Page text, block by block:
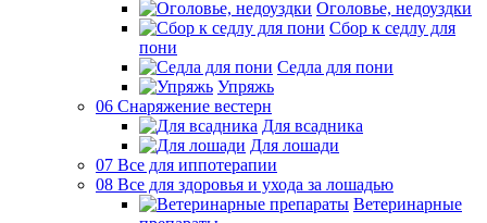
Оголовье, недоуздки
Сбор к седлу для
пони
Седла для пони
Упряжь
06 Снаряжение вестерн
Для всадника
Для лошади
07 Все для иппотерапии
08 Все для здоровья и ухода за лошадью
Ветеринарные